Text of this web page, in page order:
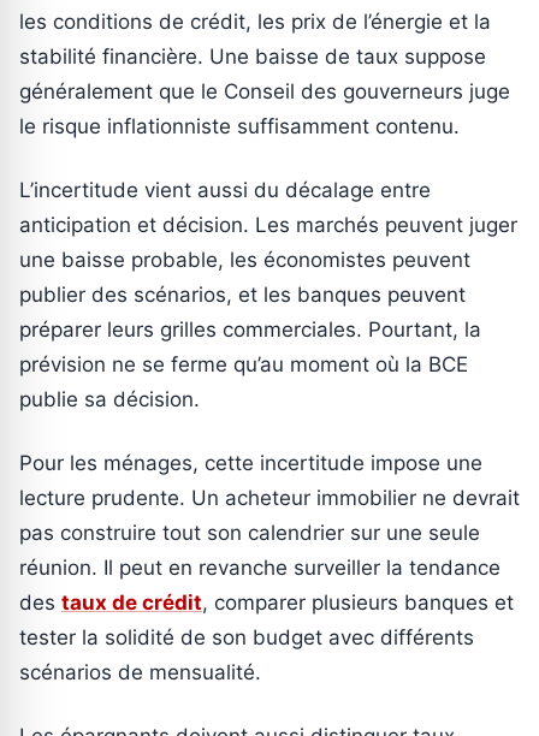
les conditions de crédit, les prix de l’énergie et la
stabilité financière. Une baisse de taux suppose
généralement que le Conseil des gouverneurs juge
le risque inflationniste suffisamment contenu.
L’incertitude vient aussi du décalage entre
anticipation et décision. Les marchés peuvent juger
une baisse probable, les économistes peuvent
publier des scénarios, et les banques peuvent
préparer leurs grilles commerciales. Pourtant, la
prévision ne se ferme qu’au moment où la BCE
publie sa décision.
Pour les ménages, cette incertitude impose une
lecture prudente. Un acheteur immobilier ne devrait
pas construire tout son calendrier sur une seule
réunion. Il peut en revanche surveiller la tendance
des taux de crédit, comparer plusieurs banques et
tester la solidité de son budget avec différents
scénarios de mensualité.